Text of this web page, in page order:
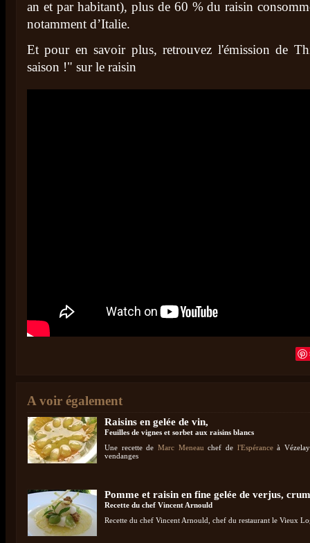
an et par habitant), plus de 60 % du raisin
notamment d’Italie.
Et pour en savoir plus, retrouvez l'émission de
saison !" sur le raisin
A voir également
Raisins en gelée de vin,
Feuilles de vignes et sorbet aux raisins blancs
Une recette de Marc Meneau chef de l'Espéranceà Vézelay
vendanges
Pomme et raisin en fine gelée de verjus,
Recette du chef Vincent Arnould
Recette du chef Vincent Arnould, chef du restaurant le Vieux